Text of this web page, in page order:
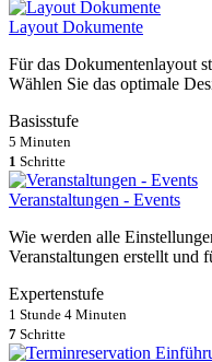
Layout Dokumente
Für das Dokumentenlayout
Wählen Sie das optimale
Basisstufe
5 Minuten
1 Schritte
Veranstaltungen - Events
Wie werden alle
Veranstaltungen erstellt und
Expertenstufe
1 Stunde 4 Minuten
7 Schritte